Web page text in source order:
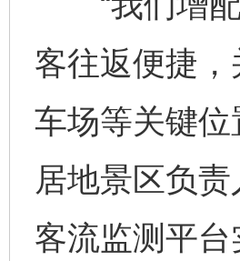
客往返便捷
车场等关键
居地景区负
客流监测平